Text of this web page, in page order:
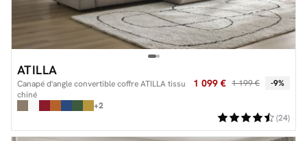
ATILLA
Canapé d'angle convertible coffre ATILLA tissu
chiné
1 099 € 1 199 € -9%
+2
(24)